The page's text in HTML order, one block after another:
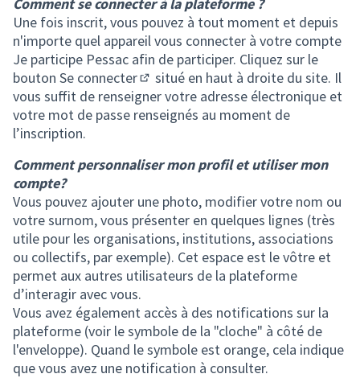
Une fois inscrit, vous pouvez à tout moment et depuis
n'importe quel appareil vous connecter à votre compte
Je participe Pessac afin de participer. Cliquez sur le
bouton Se connecter
(S'ouvre dans un nouvel onglet)
situé en haut à droite du site. Il
vous suffit de renseigner votre adresse électronique et
votre mot de passe renseignés au moment de
l’inscription.
Comment personnaliser mon profil et utiliser mon
compte?
Vous pouvez ajouter une photo, modifier votre nom ou
votre surnom, vous présenter en quelques lignes (très
utile pour les organisations, institutions, associations
ou collectifs, par exemple). Cet espace est le vôtre et
permet aux autres utilisateurs de la plateforme
d’interagir avec vous.
Vous avez également accès à des notifications sur la
plateforme (voir le symbole de la "cloche" à côté de
l'enveloppe). Quand le symbole est orange, cela indique
que vous avez une notification à consulter.